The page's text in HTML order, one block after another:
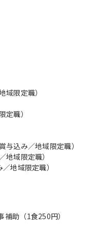
限定職）
職）
込み／地域限定職）
域限定職）
地域限定職）
助（1食250円）